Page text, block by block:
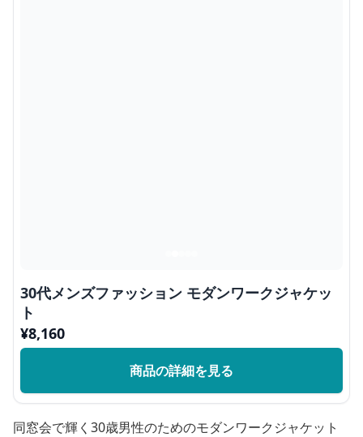
30代メンズファッション モダンワークジャケッ
ト
¥8,160
商品の詳細を見る
同窓会で輝く30歳男性のためのモダンワークジャケット